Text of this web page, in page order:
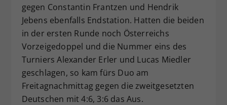
gegen Constantin Frantzen und Hendrik
Jebens ebenfalls Endstation. Hatten die beiden
in der ersten Runde noch Österreichs
Vorzeigedoppel und die Nummer eins des
Turniers Alexander Erler und Lucas Miedler
geschlagen, so kam fürs Duo am
Freitagnachmittag gegen die zweitgesetzten
Deutschen mit 4:6, 3:6 das Aus.